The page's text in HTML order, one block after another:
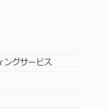
ングサービス